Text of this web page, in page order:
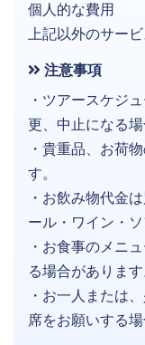
個人的な費用
上記以外のサービ
注意事項
・ツアースケジ
更、中止になる場
・貴重品、お荷
す。
・お飲み物代金
ール・ワイン・
・お食事のメニ
る場合があります
・お一人または
席をお願いする場